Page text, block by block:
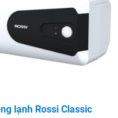
lạnh Rossi Classic